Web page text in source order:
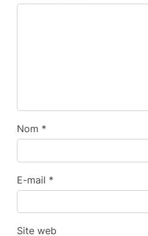
Nom *
E-mail *
Site web